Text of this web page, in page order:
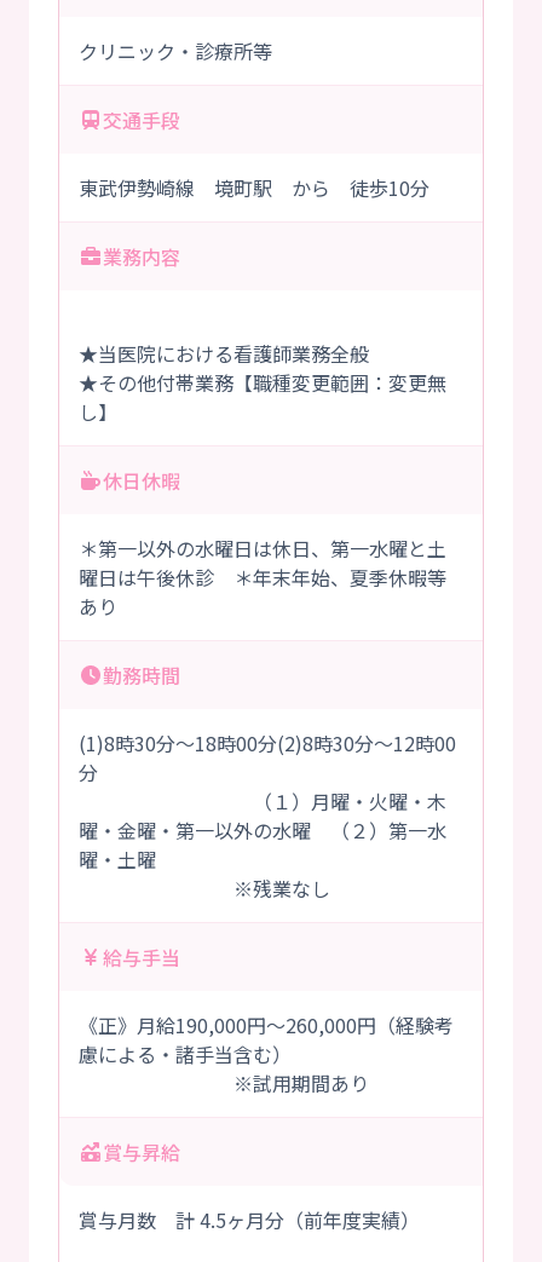
クリニック・診療所等
交通手段
東武伊勢崎線 境町駅 から 徒歩10分
業務内容
★当医院における看護師業務全般
★その他付帯業務【職種変更範囲：変更無
し】
休日休暇
＊第一以外の水曜日は休日、第一水曜と土
曜日は午後休診 ＊年末年始、夏季休暇等
あり
勤務時間
(1)8時30分～18時00分(2)8時30分～12時00
分
（１）月曜・火曜・木
曜・金曜・第一以外の水曜 （２）第一水
曜・土曜
※残業なし
給与手当
《正》月給190,000円～260,000円（経験考
慮による・諸手当含む）
※試用期間あり
賞与昇給
賞与月数 計 4.5ヶ月分（前年度実績）